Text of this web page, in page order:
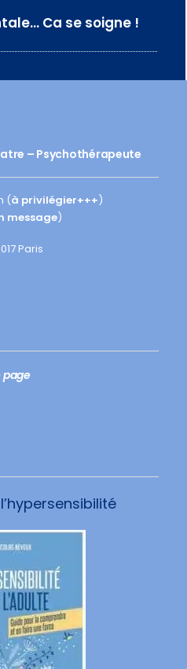
Ca se soigne !
– Psychothérapeute
(à privilégier+++)
message)
Paris
page